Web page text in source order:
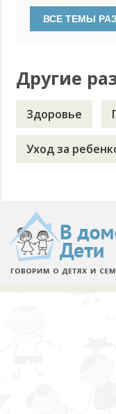
рождения.
вот внучку в
Другие
Здоровье
Уход за